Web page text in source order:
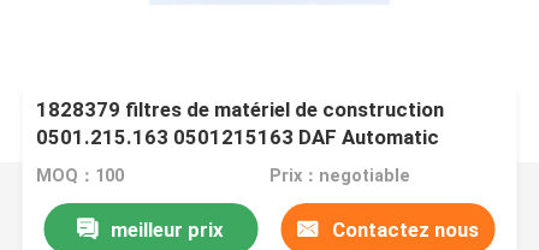
1828379 filtres de matériel de construction
0501.215.163 0501215163 DAF Automatic
Gearbox Oil Filter
MOQ：100 Prix：negotiable
meilleur prix Contactez nous